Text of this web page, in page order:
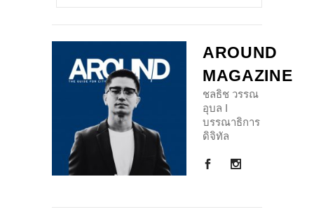
AROUND
MAGAZINE
ชลธิช วรรณ
อุบล I
บรรณาธิการ
ดิจิทัล